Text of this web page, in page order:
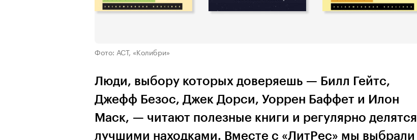
Фото: АСТ, «Колибри»
Люди, выбору которых доверяешь — Билл Гейтс,
Джефф Безос, Джек Дорси, Уоррен Баффет и Илон
Маск, — читают полезные книги и регулярно делятся
лучшими находками. Вместе с «ЛитРес» мы выбрали